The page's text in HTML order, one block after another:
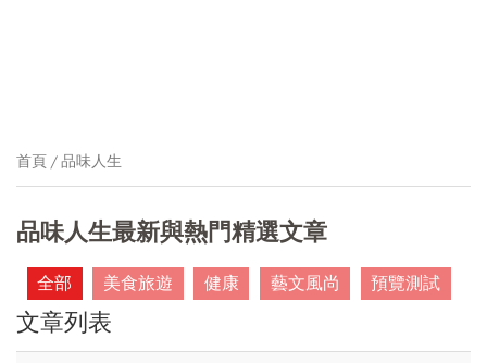
首頁 品味人生
品味人生最新與熱門精選文章
全部 美食旅遊 健康 藝文風尚 預覽測試
文章列表